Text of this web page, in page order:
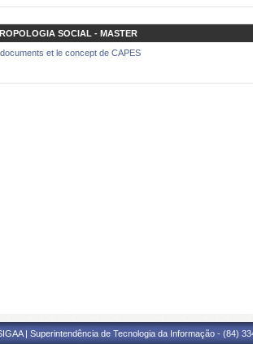
SOCIAL - MASTER
et le concept de CAPES
| Superintendência de Tecnologia da Informação - (84)